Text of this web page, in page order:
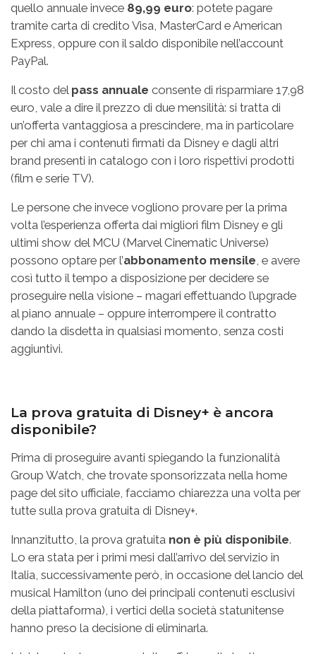
quello annuale invece 89,99 euro: potete pagare
tramite carta di credito Visa, MasterCard e American
Express, oppure con il saldo disponibile nell’account
PayPal.
Il costo del pass annuale consente di risparmiare 17,98
euro, vale a dire il prezzo di due mensilità: si tratta di
un’offerta vantaggiosa a prescindere, ma in particolare
per chi ama i contenuti firmati da Disney e dagli altri
brand presenti in catalogo con i loro rispettivi prodotti
(film e serie TV).
Le persone che invece vogliono provare per la prima
volta l’esperienza offerta dai migliori film Disney e gli
ultimi show del MCU (Marvel Cinematic Universe)
possono optare per l’abbonamento mensile, e avere
così tutto il tempo a disposizione per decidere se
proseguire nella visione – magari effettuando l’upgrade
al piano annuale – oppure interrompere il contratto
dando la disdetta in qualsiasi momento, senza costi
aggiuntivi.
La prova gratuita di Disney+ è ancora
disponibile?
Prima di proseguire avanti spiegando la funzionalità
Group Watch, che trovate sponsorizzata nella home
page del sito ufficiale, facciamo chiarezza una volta per
tutte sulla prova gratuita di Disney+.
Innanzitutto, la prova gratuita non è più disponibile.
Lo era stata per i primi mesi dall’arrivo del servizio in
Italia, successivamente però, in occasione del lancio del
musical Hamilton (uno dei principali contenuti esclusivi
della piattaforma), i vertici della società statunitense
hanno preso la decisione di eliminarla.